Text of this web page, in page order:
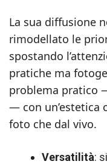
La sua diffusione
rimodellato le
spostando
pratiche ma
problema pratico
— con un’estetica
foto che dal vivo.
Versatilità: